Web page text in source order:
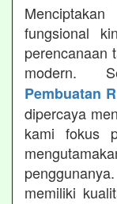
fungsional
perencanaan
modern.
Pembuatan
dipercaya
kami fokus
memiliki